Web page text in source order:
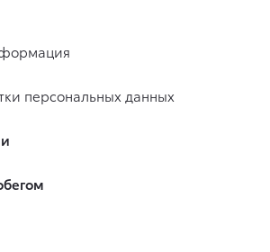
персональных данных